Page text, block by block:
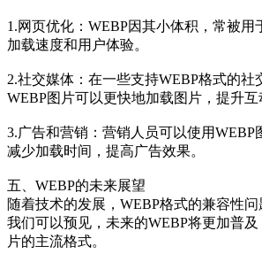
1.网页优化：WEBP因其小体积，常被用
加载速度和用户体验。
2.社交媒体：在一些支持WEBP格式的社
WEBP图片可以更快地加载图片，提升互
3.广告和营销：营销人员可以使用WEBP
减少加载时间，提高广告效果。
五、WEBP的未来展望
随着技术的发展，WEBP格式的兼容性问
我们可以预见，未来的WEBP将更加普
片的主流格式。